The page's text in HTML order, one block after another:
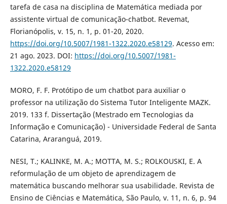
tarefa de casa na disciplina de Matemática mediada por
assistente virtual de comunicação-chatbot. Revemat,
Florianópolis, v. 15, n. 1, p. 01-20, 2020.
https://doi.org/10.5007/1981-1322.2020.e58129. Acesso em:
21 ago. 2023. DOI: https://doi.org/10.5007/1981-
1322.2020.e58129
MORO, F. F. Protótipo de um chatbot para auxiliar o
professor na utilização do Sistema Tutor Inteligente MAZK.
2019. 133 f. Dissertação (Mestrado em Tecnologias da
Informação e Comunicação) - Universidade Federal de Santa
Catarina, Araranguá, 2019.
NESI, T.; KALINKE, M. A.; MOTTA, M. S.; ROLKOUSKI, E. A
reformulação de um objeto de aprendizagem de
matemática buscando melhorar sua usabilidade. Revista de
Ensino de Ciências e Matemática, São Paulo, v. 11, n. 6, p. 94